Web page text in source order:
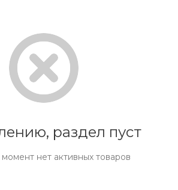
раздел пуст
нет активных товаров